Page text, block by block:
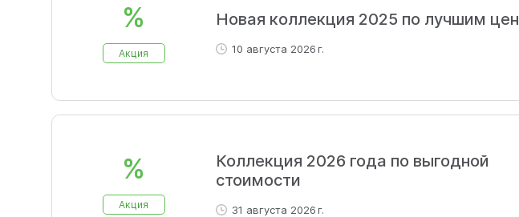
%
Акция
Новая коллекция 2025 по лучшим
10 августа 2026 г.
%
Акция
Коллекция 2026 года по выгодной
стоимости
31 августа 2026 г.